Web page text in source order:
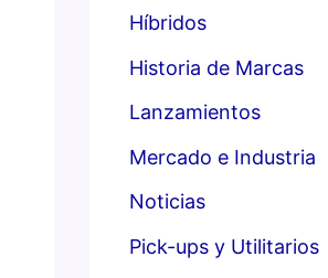
Híbridos
Historia de Marcas
Lanzamientos
Mercado e Industria
Noticias
Pick-ups y Utilitarios